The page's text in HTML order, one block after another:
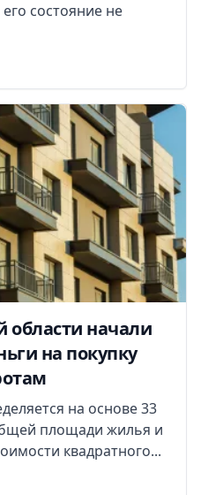
состояние не
области начали
на покупку
на основе 33
площади жилья и
квадратного...